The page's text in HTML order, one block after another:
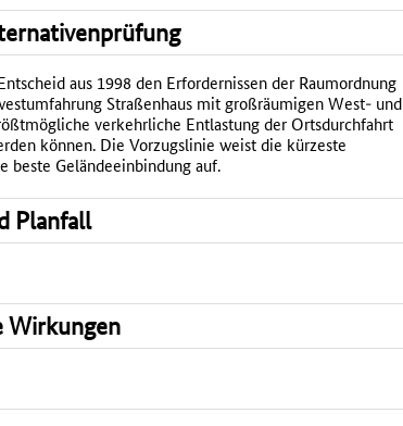
aus 1998 den Erfordernissen der Raumordnung
Straßenhaus mit großräumigen West- und
verkehrliche Entlastung der Ortsdurchfahrt
können. Die Vorzugslinie weist die kürzeste
beste Geländeeinbindung auf.
Planfall
Wirkungen